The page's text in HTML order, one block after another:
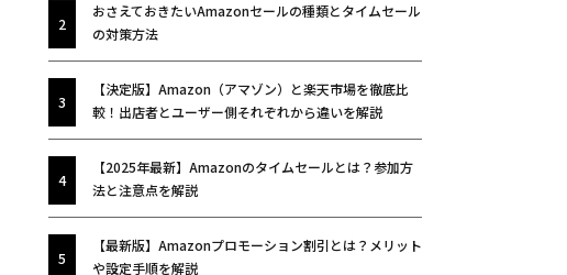
おさえておきたいAmazonセールの種類とタイムセール
の対策方法
【決定版】Amazon（アマゾン）と楽天市場を徹底比
較！出店者とユーザー側それぞれから違いを解説
【2025年最新】Amazonのタイムセールとは？参加方
法と注意点を解説
【最新版】Amazonプロモーション割引とは？メリット
や設定手順を解説